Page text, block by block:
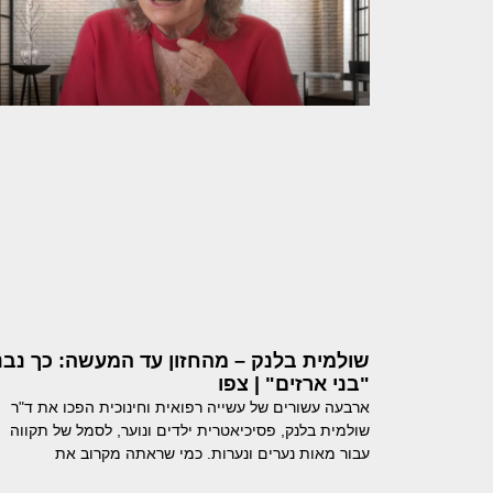
שולמית בלנק – מהחזון עד המעשה: כך
"בני ארזים" | צפו
ארבעה עשורים של עשייה רפואית וחינוכית הפכו את ד"ר
שולמית בלנק, פסיכיאטרית ילדים ונוער, לסמל של תקווה
עבור מאות נערים ונערות. כמי שראתה מקרוב את